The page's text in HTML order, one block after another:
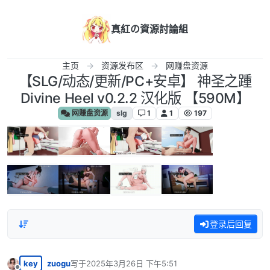
真紅の資源討論組
主页 资源发布区 网赚盘资源
【SLG/动态/更新/PC+安卓】 神圣之踵
Divine Heel v0.2.2 汉化版 【590M】
网赚盘资源 slg 1 1 197
登录后回复
key zuogu写于2025年3月26日 下午5:51